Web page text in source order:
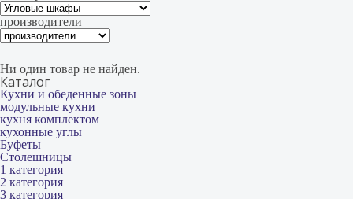
производители
Ни один товар не найден.
Каталог
Кухни и обеденные зоны
модульные кухни
кухня комплектом
кухонные углы
Буфеты
Столешницы
1 категория
2 категория
3 категория